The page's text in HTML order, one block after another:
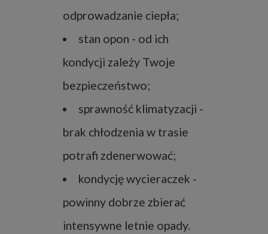
odprowadzanie ciepła;
stan opon - od ich
kondycji zależy Twoje
bezpieczeństwo;
sprawność klimatyzacji -
brak chłodzenia w trasie
potrafi zdenerwować;
kondycję wycieraczek -
powinny dobrze zbierać
intensywne letnie opady.